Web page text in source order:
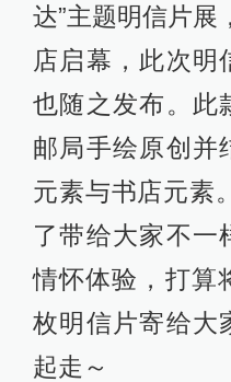
达”主题明信片展
店启幕，此次明
也随之发布。此
邮局手绘原创并
元素与书店元素
了带给大家不一
情怀体验，打算
枚明信片寄给大
起走～